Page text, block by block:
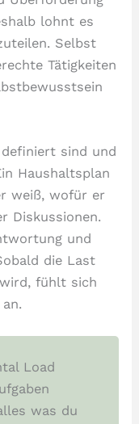
lohnt es
Selbst
Tätigkeiten
sind und
Haushaltsplan
weiß, wofür er
Diskussionen.
und
die Last
fühlt sich
Load
was du